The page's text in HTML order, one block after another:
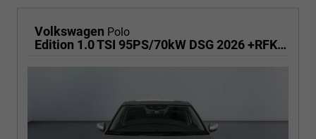
Volkswagen Polo
Edition 1.0 TSI 95PS/70kW DSG 2026 +RFK +Getönte Heckscheiben +TravelAssist +LED